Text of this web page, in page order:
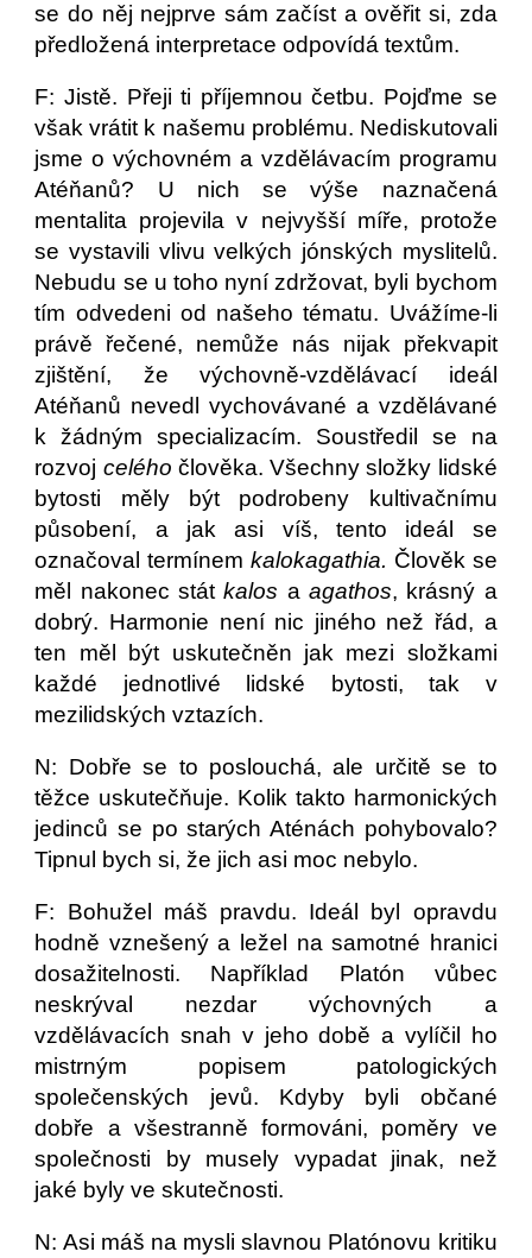
se do něj nejprve sám začíst a ověřit si, zda
předložená interpretace odpovídá textům.
F: Jistě. Přeji ti příjemnou četbu. Pojďme se
však vrátit k našemu problému. Nediskutovali
jsme o výchovném a vzdělávacím programu
Atéňanů? U nich se výše naznačená
mentalita projevila v nejvyšší míře, protože
se vystavili vlivu velkých jónských myslitelů.
Nebudu se u toho nyní zdržovat, byli bychom
tím odvedeni od našeho tématu. Uvážíme-li
právě řečené, nemůže nás nijak překvapit
zjištění, že výchovně-vzdělávací ideál
Atéňanů nevedl vychovávané a vzdělávané
k žádným specializacím. Soustředil se na
rozvoj celého člověka. Všechny složky lidské
bytosti měly být podrobeny kultivačnímu
působení, a jak asi víš, tento ideál se
označoval termínem kalokagathia. Člověk se
měl nakonec státkalos a agathos, krásný a
dobrý. Harmonie není nic jiného než řád, a
ten měl být uskutečněn jak mezi složkami
každé jednotlivé lidské bytosti, tak v
mezilidských vztazích.
N: Dobře se to poslouchá, ale určitě se to
těžce uskutečňuje. Kolik takto harmonických
jedinců se po starých Aténách pohybovalo?
Tipnul bych si, že jich asi moc nebylo.
F: Bohužel máš pravdu. Ideál byl opravdu
hodně vznešený a ležel na samotné hranici
dosažitelnosti. Například Platón vůbec
neskrýval nezdar výchovných a
vzdělávacích snah v jeho době a vylíčil ho
mistrným popisem patologických
společenských jevů. Kdyby byli občané
dobře a všestranně formováni, poměry ve
společnosti by musely vypadat jinak, než
jaké byly ve skutečnosti.
N: Asi máš na mysli slavnou Platónovu kritiku